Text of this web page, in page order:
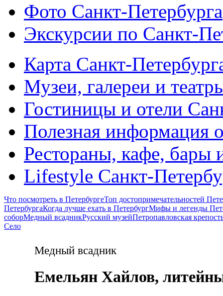
Фото Санкт-Петербурга
Экскурсии по Санкт-
Карта Санкт-
Музеи, галереи и
Гостиницы и отели
Полезная информация
Рестораны, кафе, бары
Lifestyle Санкт-
Что посмотреть в ПетербургеТоп достопримечательностей
ПетербургаКогда лучше ехать в ПетербургМифы и легенды
соборМедный всадникРусский музейПетропавловская
Село
Медный всадник
Емельян Хайлов,